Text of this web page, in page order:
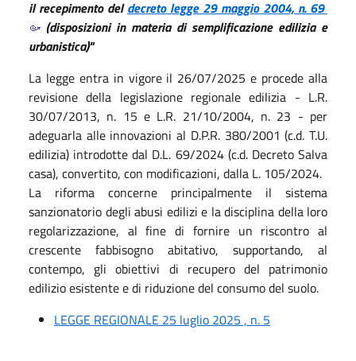
il recepimento deldecreto legge 29 maggio 2004, n. 69
(disposizioni in materia di semplificazione edilizia e
urbanistica)"
La legge entra in vigore il 26/07/2025 e procede alla
revisione della legislazione regionale edilizia - L.R.
30/07/2013, n. 15 e L.R. 21/10/2004, n. 23 - per
adeguarla alle innovazioni al D.P.R. 380/2001 (c.d. T.U.
edilizia) introdotte dal D.L. 69/2024 (c.d. Decreto Salva
casa), convertito, con modificazioni, dalla L. 105/2024.
La riforma concerne principalmente il sistema
sanzionatorio degli abusi edilizi e la disciplina della loro
regolarizzazione, al fine di fornire un riscontro al
crescente fabbisogno abitativo, supportando, al
contempo, gli obiettivi di recupero del patrimonio
edilizio esistente e di riduzione del consumo del suolo.
LEGGE REGIONALE 25 luglio 2025 , n. 5